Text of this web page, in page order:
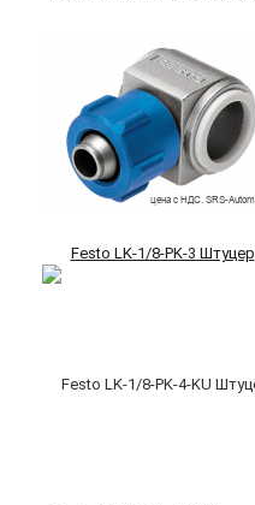
Festo LK-1/8-PK-3 Штуцер